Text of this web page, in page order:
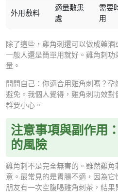
外用敷料
適量敷患
處
需要
用
除了這些，雞角刺還可以做成藥酒
一般人還是簡單用就好。雞角刺
量。
問問自己：你適合用雞角刺嗎？
避免。我個人覺得，雞角刺功效
群要小心。
注意事項與副作用
的風險
雞角刺不是完全無害的。雖然雞
意。最常見的是胃腸不適，因為
朋友有一次空腹喝雞角刺茶，結